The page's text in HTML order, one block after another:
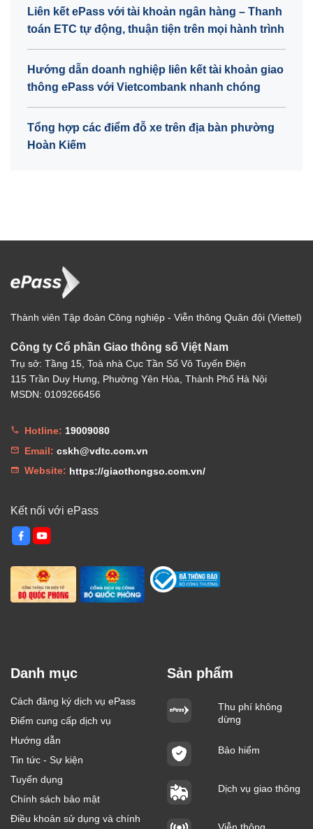
Liên kết ePass với tài khoản ngân hàng – Thanh
toán ETC tự động, thuận tiện trên mọi hành trình
Hướng dẫn doanh nghiệp liên kết tài khoản giao
thông ePass với Vietcombank nhanh chóng
Tổng hợp các điểm đỗ xe trên địa bàn phường
Hoàn Kiếm
Thành viên Tập đoàn Công nghiệp - Viễn thông Quân đội (Viettel)
Công ty Cổ phần Giao thông số Việt Nam
Trụ sở: Tầng 15, Toà nhà Cục Tần Số Vô Tuyến Điện
115 Trần Duy Hưng, Phường Yên Hòa, Thành Phố Hà Nội
MSDN: 0109266456
Hotline: 19009080
Email: cskh@vdtc.com.vn
Website: https://giaothongso.com.vn/
Kết nối với ePass
Danh mục
Cách đăng ký dịch vụ ePass
Điểm cung cấp dịch vụ
Hướng dẫn
Tin tức - Sự kiện
Tuyển dụng
Chính sách bảo mật
Điều khoản sử dụng và chính
Sản phẩm
Thu phí không
dừng
Bảo hiểm
Dịch vụ giao thông